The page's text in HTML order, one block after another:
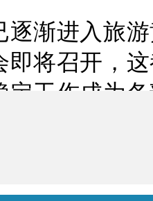
逐渐进入旅
即将召开，
定工作成为